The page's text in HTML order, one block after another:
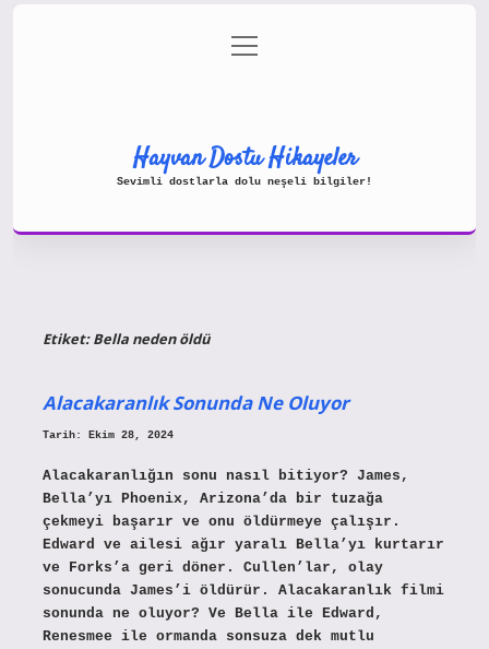
Gizlilik Politikası
menüyü
aç
Hayvan Dostu Hikayeler
Sevimli dostlarla dolu neşeli bilgiler!
Etiket:Bella neden öldü
Alacakaranlık Sonunda Ne Oluyor
Tarih: Ekim 28, 2024
Alacakaranlığın sonu nasıl bitiyor? James,
Bella’yı Phoenix, Arizona’da bir tuzağa
çekmeyi başarır ve onu öldürmeye çalışır.
Edward ve ailesi ağır yaralı Bella’yı kurtarır
ve Forks’a geri döner. Cullen’lar, olay
sonucunda James’i öldürür. Alacakaranlık filmi
sonunda ne oluyor? Ve Bella ile Edward,
Renesmee ile ormanda sonsuza dek mutlu